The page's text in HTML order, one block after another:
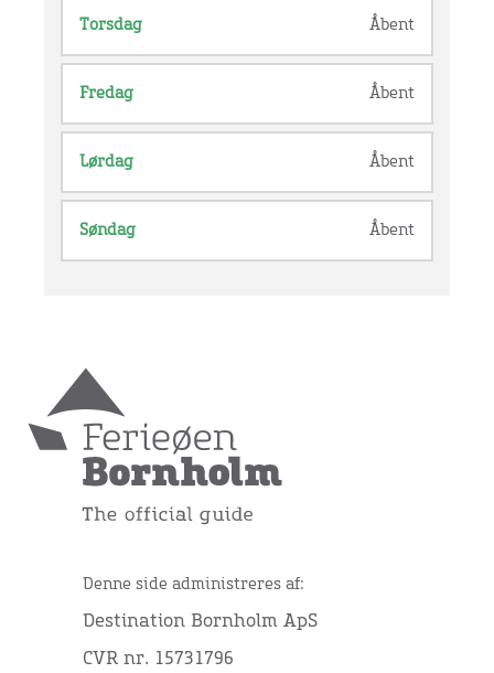
Torsdag Åbent
Fredag Åbent
Lørdag Åbent
Søndag Åbent
Denne side administreres af:
Destination Bornholm ApS
CVR nr. 15731796